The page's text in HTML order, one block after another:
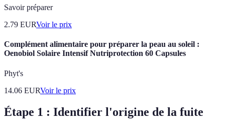
Savoir préparer
2.79 EURVoir le prix
Complément alimentaire pour préparer la peau au soleil :
Oenobiol Solaire Intensif Nutriprotection 60 Capsules
Phyt's
14.06 EURVoir le prix
Étape 1 : Identifier l'origine de la fuite